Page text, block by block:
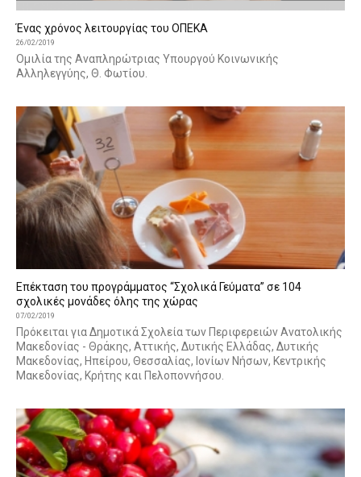
Ένας χρόνος λειτουργίας του ΟΠΕΚΑ
26/02/2019
Ομιλία της Αναπληρώτριας Υπουργού Κοινωνικής
Αλληλεγγύης, Θ. Φωτίου.
Επέκταση του προγράμματος “Σχολικά Γεύματα” σε 104
σχολικές μονάδες όλης της χώρας
07/02/2019
Πρόκειται για Δημοτικά Σχολεία των Περιφερειών Ανατολικής
Μακεδονίας - Θράκης, Αττικής, Δυτικής Ελλάδας, Δυτικής
Μακεδονίας, Ηπείρου, Θεσσαλίας, Ιονίων Νήσων, Κεντρικής
Μακεδονίας, Κρήτης και Πελοποννήσου.